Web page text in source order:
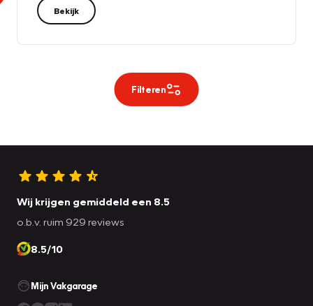
Bekijk
Filteren
Wij krijgen gemiddeld een 8.5
o.b.v. ruim 929 reviews
8.5/10
Mijn Vakgarage